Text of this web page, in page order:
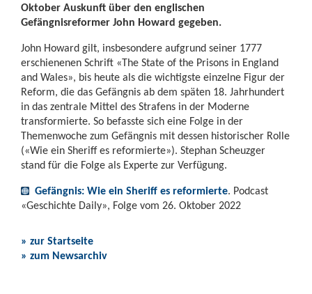
Oktober Auskunft über den englischen
Gefängnisreformer John Howard gegeben.
John Howard gilt, insbesondere aufgrund seiner 1777
erschienenen Schrift «The State of the Prisons in England
and Wales», bis heute als die wichtigste einzelne Figur der
Reform, die das Gefängnis ab dem späten 18. Jahrhundert
in das zentrale Mittel des Strafens in der Moderne
transformierte. So befasste sich eine Folge in der
Themenwoche zum Gefängnis mit dessen historischer Rolle
(«Wie ein Sheriff es reformierte»). Stephan Scheuzger
stand für die Folge als Experte zur Verfügung.
Gefängnis: Wie ein Sheriff es reformierte. Podcast
«Geschichte Daily», Folge vom 26. Oktober 2022
» zur Startseite
» zum Newsarchiv